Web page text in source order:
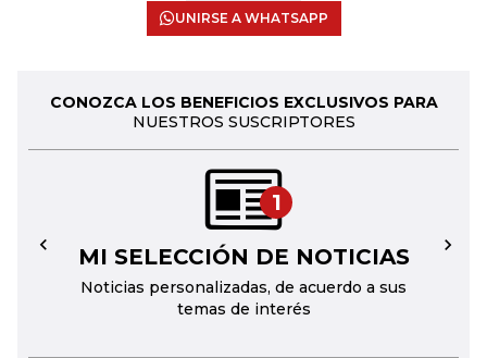
UNIRSE A WHATSAPP
CONOZCA LOS BENEFICIOS EXCLUSIVOS PARA
NUESTROS SUSCRIPTORES
1
MI SELECCIÓN DE NOTICIAS
Noticias personalizadas, de acuerdo a sus
temas de interés
← →